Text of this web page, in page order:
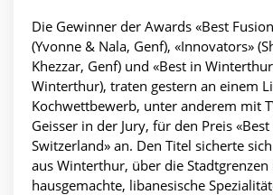
Die Gewinner der Awards «Best
(Yvonne & Nala, Genf), «Innovators»
Khezzar, Genf) und «Best in
Winterthur), traten gestern an einem
Kochwettbewerb, unter anderem mit
Geisser in der Jury, für den Preis
Switzerland» an. Den Titel sicherte
aus Winterthur, über die
hausgemachte, libanesische